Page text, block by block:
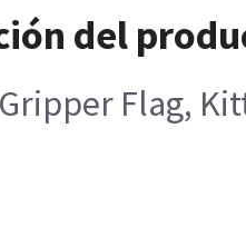
del
Flag,